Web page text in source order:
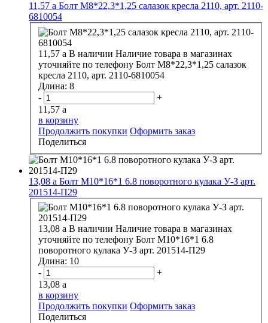
11,57 a Болт М8*22,3*1,25 салазок кресла 2110, арт. 2110-
6810054
11,57 a В наличии Наличие товара в магазинах
уточняйте по телефону Болт М8*22,3*1,25 салазок
кресла 2110, арт. 2110-6810054
Длина: 8
-
+
11,57 a
в корзину
Продолжить покупки Оформить заказ
Поделиться
13,08 a Болт М10*16*1 6.8 поворотного кулака У-З арт.
201514-П29
13,08 a В наличии Наличие товара в магазинах
уточняйте по телефону Болт М10*16*1 6.8
поворотного кулака У-З арт. 201514-П29
Длина: 10
-
+
13,08 a
в корзину
Продолжить покупки Оформить заказ
Поделиться